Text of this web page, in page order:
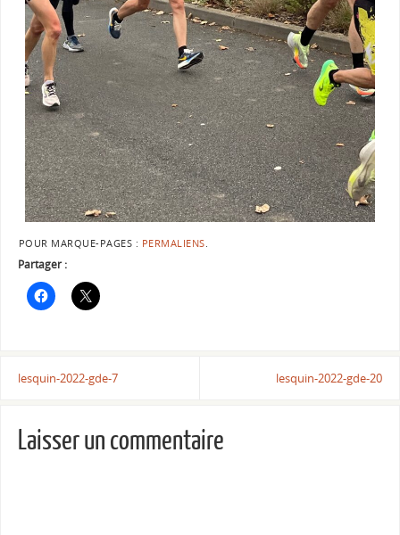
POUR MARQUE-PAGES : PERMALIENS
Partager :
lesquin-2022-gde-7 lesquin-2022-gde-20
Laisser un commentaire